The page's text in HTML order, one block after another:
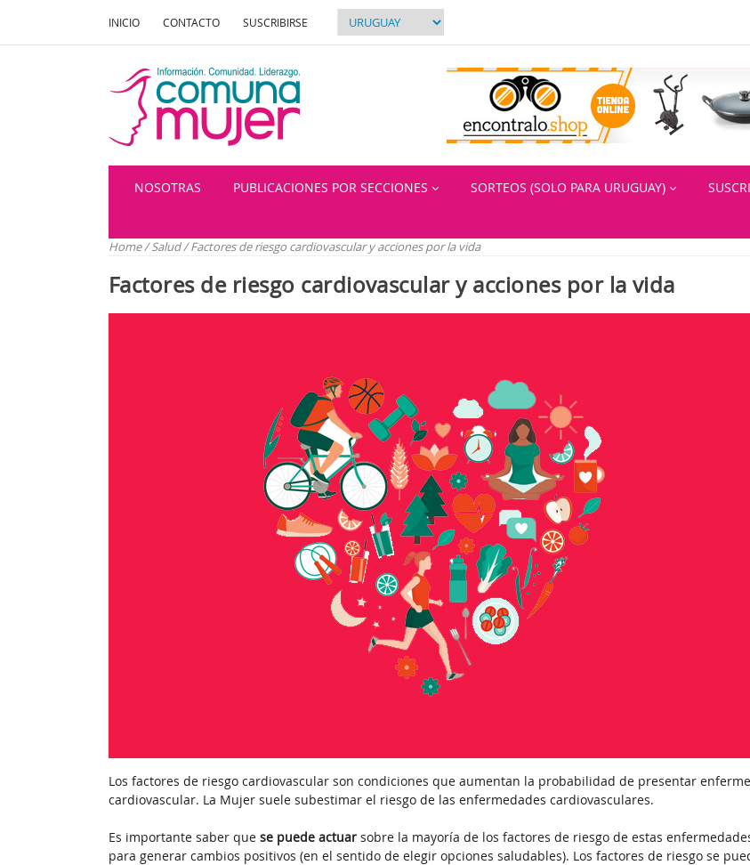
INICIO CONTACTO SUSCRIBIRSE
NOSOTRAS PUBLICACIONES POR SECCIONES SORTEOS (SOLO PARA URUGUAY)
Home/Salud/Factores de riesgo cardiovascular y acciones por la vida
Factores de riesgo cardiovascular y acciones por la vida
Los factores de riesgo cardiovascular son condiciones que aumentan la probabilidad de presentar
cardiovascular. La Mujer suele subestimar el riesgo de las enfermedades cardiovasculares.
Es importante saber que se puede actuar sobre la mayoría de los factores de riesgo de estas
para generar cambios positivos (en el sentido de elegir opciones saludables). Los factores de riesgo se